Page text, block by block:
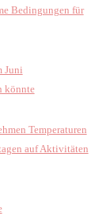
Bedingungen für
Juni
könnte
Temperaturen
auf Aktivitäten